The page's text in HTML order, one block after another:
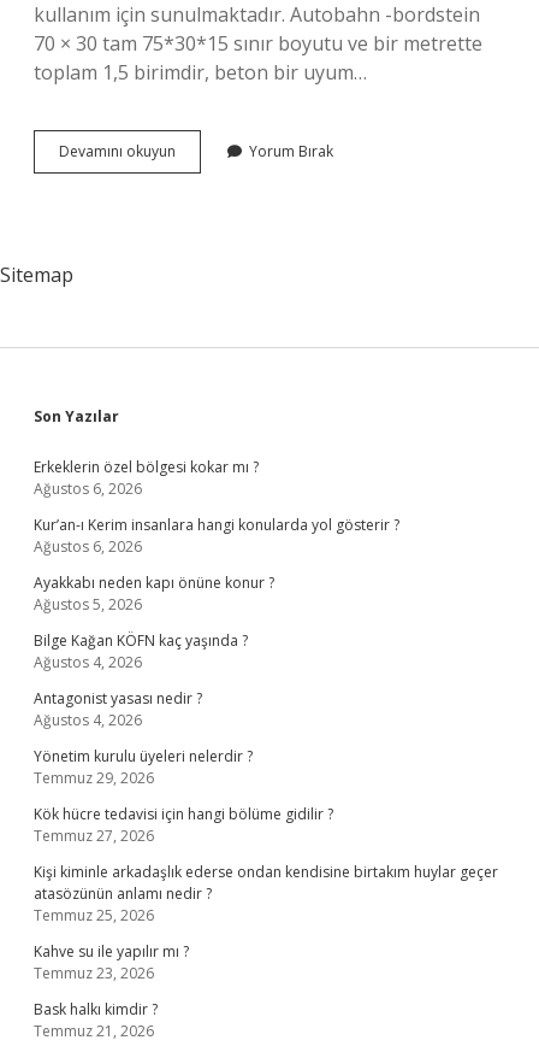
kullanım için sunulmaktadır. Autobahn -bordstein
70 × 30 tam 75*30*15 sınır boyutu ve bir metrette
toplam 1,5 birimdir, beton bir uyum…
Devamını okuyun
Metre
Yorum Bırak
Sitemap
Sidebar
Son Yazılar
Erkeklerin özel bölgesi kokar mı ?
Ağustos 6, 2026
Kur’an-ı Kerim insanlara hangi konularda yol gösterir ?
Ağustos 6, 2026
Ayakkabı neden kapı önüne konur ?
Ağustos 5, 2026
Bilge Kağan KÖFN kaç yaşında ?
Ağustos 4, 2026
Antagonist yasası nedir ?
Ağustos 4, 2026
Yönetim kurulu üyeleri nelerdir ?
Temmuz 29, 2026
Kök hücre tedavisi için hangi bölüme gidilir ?
Temmuz 27, 2026
Kişi kiminle arkadaşlık ederse ondan kendisine birtakım huylar geçer
atasözünün anlamı nedir ?
Temmuz 25, 2026
Kahve su ile yapılır mı ?
Temmuz 23, 2026
Bask halkı kimdir ?
Temmuz 21, 2026